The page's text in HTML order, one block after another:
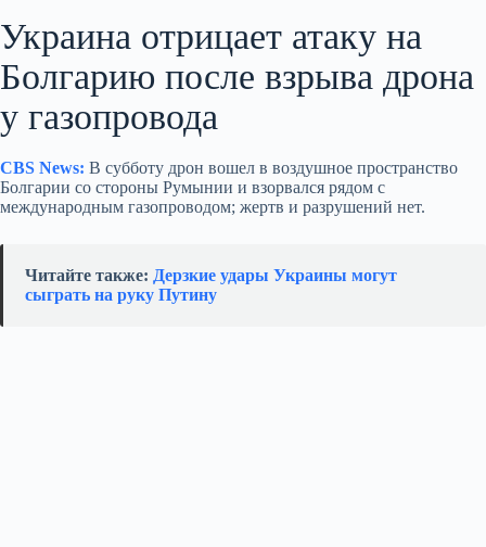
Украина отрицает атаку на
Болгарию после взрыва дрона
у газопровода
CBS News: В субботу дрон вошел в воздушное пространство
Болгарии со стороны Румынии и взорвался рядом с
международным газопроводом; жертв и разрушений нет.
Читайте также: Дерзкие удары Украины могут
сыграть на руку Путину